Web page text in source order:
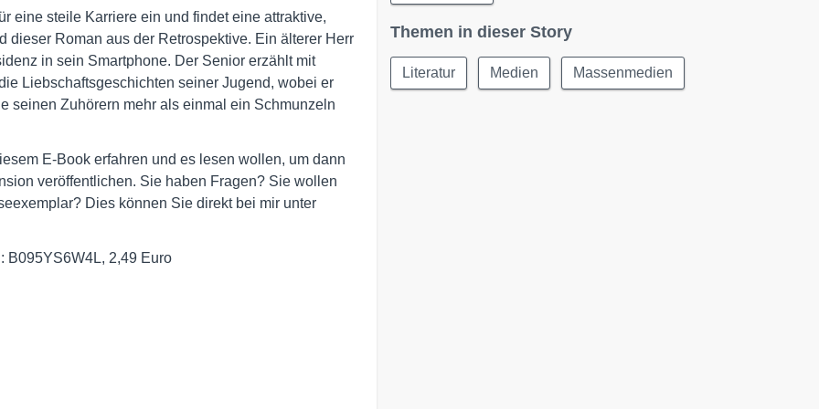
eine steile Karriere ein und findet eine attraktive,
dieser Roman aus der Retrospektive. Ein älterer Herr
in sein Smartphone. Der Senior erzählt mit
Liebschaftsgeschichten seiner Jugend, wobei er
seinen Zuhörern mehr als einmal ein Schmunzeln
E-Book erfahren und es lesen wollen, um dann
veröffentlichen. Sie haben Fragen? Sie wollen
Dies können Sie direkt bei mir unter
B095YS6W4L, 2,49 Euro
Themen in dieser Story
Literatur Medien Massenmedien